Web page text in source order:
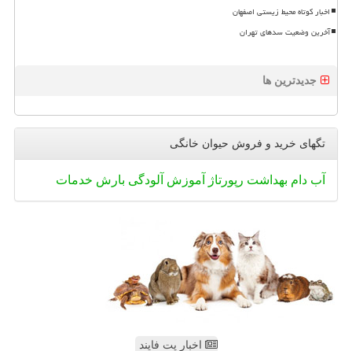
اخبار کوتاه محیط زیستی اصفهان
آخرین وضعیت سدهای تهران
جدیدترین ها
تگهای خرید و فروش حیوان خانگی
آب دام بهداشت رپورتاژ آموزش آلودگی بارش خدمات
اخبار پت فایند